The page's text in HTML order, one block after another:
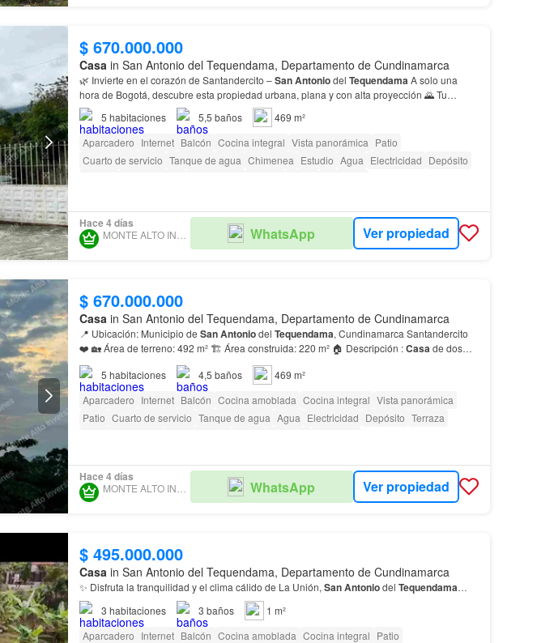
$ 670.000.000
Casa in San Antonio del Tequendama, Departamento de Cundinamarca
🌿 Invierte en el corazón de Santandercito –SanAntoniodel TequendamaA solo una
hora de Bogotá, descubre esta propiedad urbana, plana y con alta proyección 🌄 Tu
refugio a una hora de Bogotá En Santandercito –
5 habitaciones 5,5 baños
469 m²
Aparcadero Internet Balcón Cocina integral Vista panorámica Patio
Cuarto de servicio Tanque de agua Chimenea Estudio Agua Electricidad Depósito
Hace 4 días
MONTE ALTO INVERSIONES WhatsApp Ver propiedad
$ 670.000.000
Casa in San Antonio del Tequendama, Departamento de Cundinamarca
📍 Ubicación: Municipio de SanAntoniodel Tequendama, Cundinamarca Santandercito
❤️ 🏡 Área de terreno: 492 m² 🏗️ Área construida: 220 m² 🏠 Descripción :Casade dos
pisos con cinco habitaciones, tres baños, antejardín y…
5 habitaciones 4,5 baños
469 m²
Aparcadero Internet Balcón Cocina amoblada Cocina integral Vista panorámica
Patio Cuarto de servicio Tanque de agua Agua Electricidad Depósito Terraza
Hace 4 días
MONTE ALTO INVERSIONES WhatsApp Ver propiedad
$ 495.000.000
Casa in San Antonio del Tequendama, Departamento de Cundinamarca
✨ Disfruta la tranquilidad y el clima cálido de La Unión, SanAntoniodel Tequendama…
3 habitaciones 3 baños
1 m²
Aparcadero Internet Balcón Cocina amoblada Cocina integral Patio